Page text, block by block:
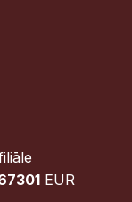
EUR